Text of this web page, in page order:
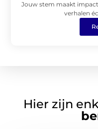
Jouw stem maakt
verhalen
Hier zijn